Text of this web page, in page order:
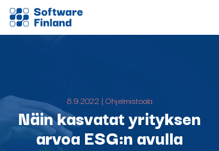
8.9.2022 | Ohjelmistoala
Näin kasvatat yrityksen
arvoa ESG:n avulla